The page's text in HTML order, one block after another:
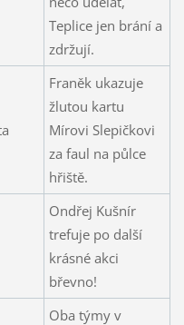
Teplice jen brání a
zdržují.
Franěk ukazuje
žlutou kartu
Mírovi Slepičkovi
za faul na půlce
hřiště.
Ondřej Kušnír
trefuje po další
krásné akci
břevno!
Oba týmy v